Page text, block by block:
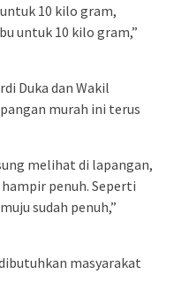
10 kilo gram,
untuk 10 kilo gram,”
Duka dan Wakil
murah ini terus
melihat di lapangan,
penuh. Seperti
sudah penuh,”
masyarakat